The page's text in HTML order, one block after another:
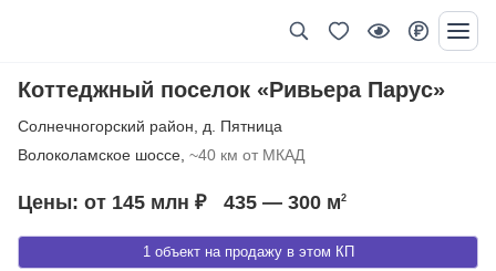
Коттеджный поселок «Ривьера Парус»
Солнечногорский район
д. Пятница
Волоколамское шоссе, ~40 км от МКАД
1 объект на продажу в этом КП
Цены: от 145 млн ₽ 435 — 300 м2